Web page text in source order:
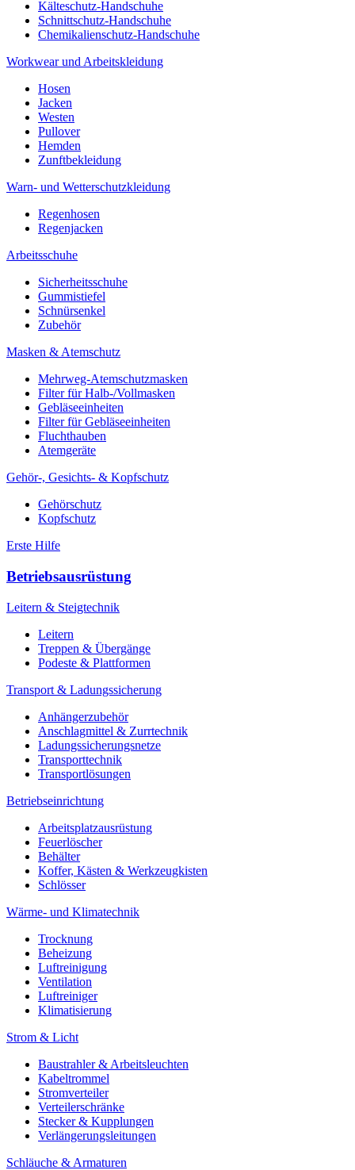
Kälteschutz-Handschuhe
Schnittschutz-Handschuhe
Chemikalienschutz-Handschuhe
Workwear und Arbeitskleidung
Hosen
Jacken
Westen
Pullover
Hemden
Zunftbekleidung
Warn- und Wetterschutzkleidung
Regenhosen
Regenjacken
Arbeitsschuhe
Sicherheitsschuhe
Gummistiefel
Schnürsenkel
Zubehör
Masken & Atemschutz
Mehrweg-Atemschutzmasken
Filter für Halb-/Vollmasken
Gebläseeinheiten
Filter für Gebläseeinheiten
Fluchthauben
Atemgeräte
Gehör-, Gesichts- & Kopfschutz
Gehörschutz
Kopfschutz
Erste Hilfe
Betriebsausrüstung
Leitern & Steigtechnik
Leitern
Treppen & Übergänge
Podeste & Plattformen
Transport & Ladungssicherung
Anhängerzubehör
Anschlagmittel & Zurrtechnik
Ladungssicherungsnetze
Transporttechnik
Transportlösungen
Betriebseinrichtung
Arbeitsplatzausrüstung
Feuerlöscher
Behälter
Koffer, Kästen & Werkzeugkisten
Schlösser
Wärme- und Klimatechnik
Trocknung
Beheizung
Luftreinigung
Ventilation
Luftreiniger
Klimatisierung
Strom & Licht
Baustrahler & Arbeitsleuchten
Kabeltrommel
Stromverteiler
Verteilerschränke
Stecker & Kupplungen
Verlängerungs­leitungen
Schläuche & Armaturen